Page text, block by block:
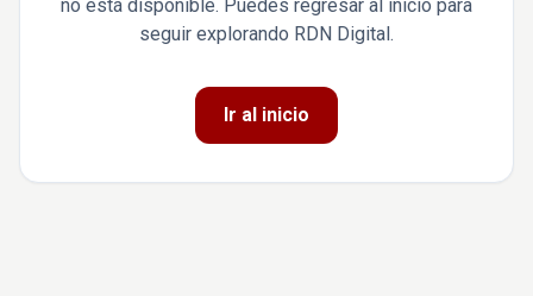
no está disponible. Puedes regresar al inicio para
seguir explorando RDN Digital.
Ir al inicio